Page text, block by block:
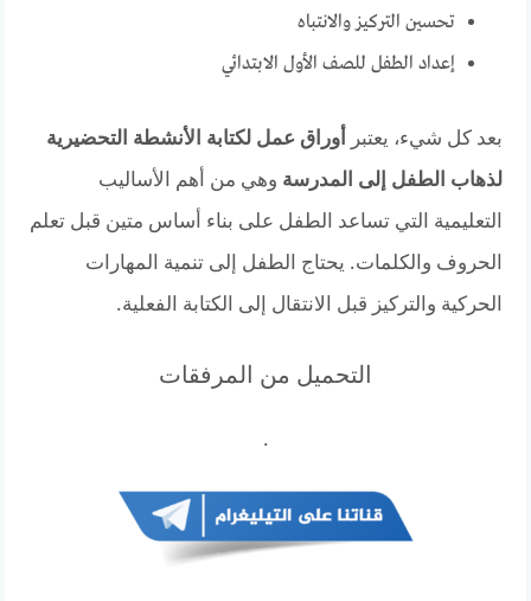
تحسين التركيز والانتباه
إعداد الطفل للصف الأول الابتدائي
بعد كل شيء، يعتبرأوراق عمل لكتابة الأنشطة التحضيرية
لذهاب الطفل إلى المدرسة وهي من أهم الأساليب
التعليمية التي تساعد الطفل على بناء أساس متين قبل تعلم
الحروف والكلمات. يحتاج الطفل إلى تنمية المهارات
الحركية والتركيز قبل الانتقال إلى الكتابة الفعلية.
التحميل من المرفقات
.